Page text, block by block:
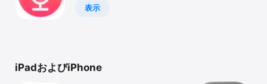
Arcade
プラットフォーム
表示
iPadおよびiPhone